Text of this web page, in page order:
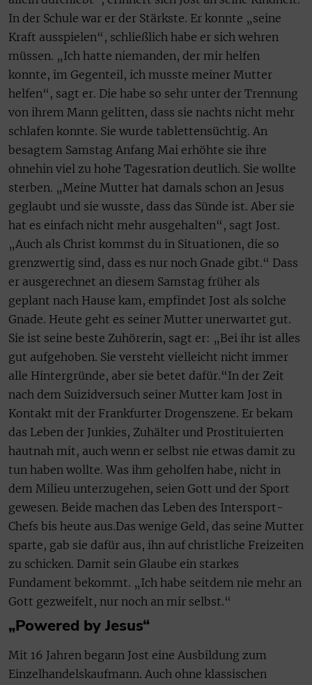
In der Schule war er der Stärkste. Er konnte „seine
Kraft ausspielen“, schließlich habe er sich wehren
müssen. „Ich hatte niemanden, der mir helfen
konnte, im Gegenteil, ich musste meiner Mutter
helfen“, sagt er. Die habe so sehr unter der Trennung
von ihrem Mann gelitten, dass sie nachts nicht mehr
schlafen konnte. Sie wurde tablettensüchtig. An
besagtem Samstag Anfang Mai erhöhte sie ihre
ohnehin viel zu hohe Tagesration deutlich. Sie wollte
sterben. „Meine Mutter hat damals schon an Jesus
geglaubt und sie wusste, dass das Sünde ist. Aber sie
hat es einfach nicht mehr ausgehalten“, sagt Jost.
„Auch als Christ kommst du in Situationen, die so
grenzwertig sind, dass es nur noch Gnade gibt.“ Dass
er ausgerechnet an diesem Samstag früher als
geplant nach Hause kam, empfindet Jost als solche
Gnade. Heute geht es seiner Mutter unerwartet gut.
Sie ist seine beste Zuhörerin, sagt er: „Bei ihr ist alles
gut aufgehoben. Sie versteht vielleicht nicht immer
alle Hintergründe, aber sie betet dafür.“In der Zeit
nach dem Suizidversuch seiner Mutter kam Jost in
Kontakt mit der Frankfurter Drogenszene. Er bekam
das Leben der Junkies, Zuhälter und Prostituierten
hautnah mit, auch wenn er selbst nie etwas damit zu
tun haben wollte. Was ihm geholfen habe, nicht in
dem Milieu unterzugehen, seien Gott und der Sport
gewesen. Beide machen das Leben des Intersport-
Chefs bis heute aus.Das wenige Geld, das seine Mutter
sparte, gab sie dafür aus, ihn auf christliche Freizeiten
zu schicken. Damit sein Glaube ein starkes
Fundament bekommt. „Ich habe seitdem nie mehr an
Gott gezweifelt, nur noch an mir selbst.“
„Powered by Jesus“
Mit 16 Jahren begann Jost eine Ausbildung zum
Einzelhandelskaufmann. Auch ohne klassischen